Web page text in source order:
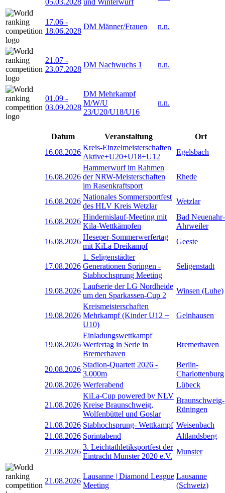
17.06 -
18.06.2028
DM Männer/Frauen n.n.
21.07 -
23.07.2028
DM Nachwuchs 1 n.n.
01.09 -
03.09.2028
DM Mehrkampf
M/W/U
23/U20/U18/U16
n.n.
Datum Veranstaltung
Ort
16.08.2026
Kreis-Einzelmeisterschaften
Aktive+U20+U18+U12
Egelsbach
16.08.2026
Hammerwurf im Rahmen
der NRW-Meisterschaften
im Rasenkraftsport
Rhede
16.08.2026
Nationales Sommersportfest
des HLV Kreis Wetzlar
Wetzlar
16.08.2026
Hindernislauf-Meeting mit
Kila-Wettkämpfen
Bad Neuenahr-
Ahrweiler
16.08.2026
Heseper-Sommerwerfertag
mit KiLa Dreikampf
Geeste
17.08.2026
1. Seligenstädter
Generationen Springen -
Stabhochsprung Meeting
Seligenstadt
19.08.2026
Laufserie der LG Nordheide
um den Sparkassen-Cup 2
Winsen (Luhe)
19.08.2026
Kreismeisterschaften
Mehrkampf (Kinder U12 +
U10)
Gelnhausen
19.08.2026
Einladungswettkampf
Werfertag in Serie in
Bremerhaven
Bremerhaven
20.08.2026
Stadion-Quartett 2026 -
3.000m
Berlin-
Charlottenburg
20.08.2026 Werferabend Lübeck
21.08.2026
KiLa-Cup powered by NLV
Kreise Braunschweig,
Wolfenbüttel und Goslar
Braunschweig-
Rüningen
21.08.2026 Stabhochsprung- Wettkampf Weisenbach
21.08.2026 Sprintabend
Altlandsberg
21.08.2026
3. Leichtathletiksportfest der
Eintracht Munster 2020 e.V.
Munster
21.08.2026
Lausanne | Diamond League
Meeting
Lausanne
(Schweiz)